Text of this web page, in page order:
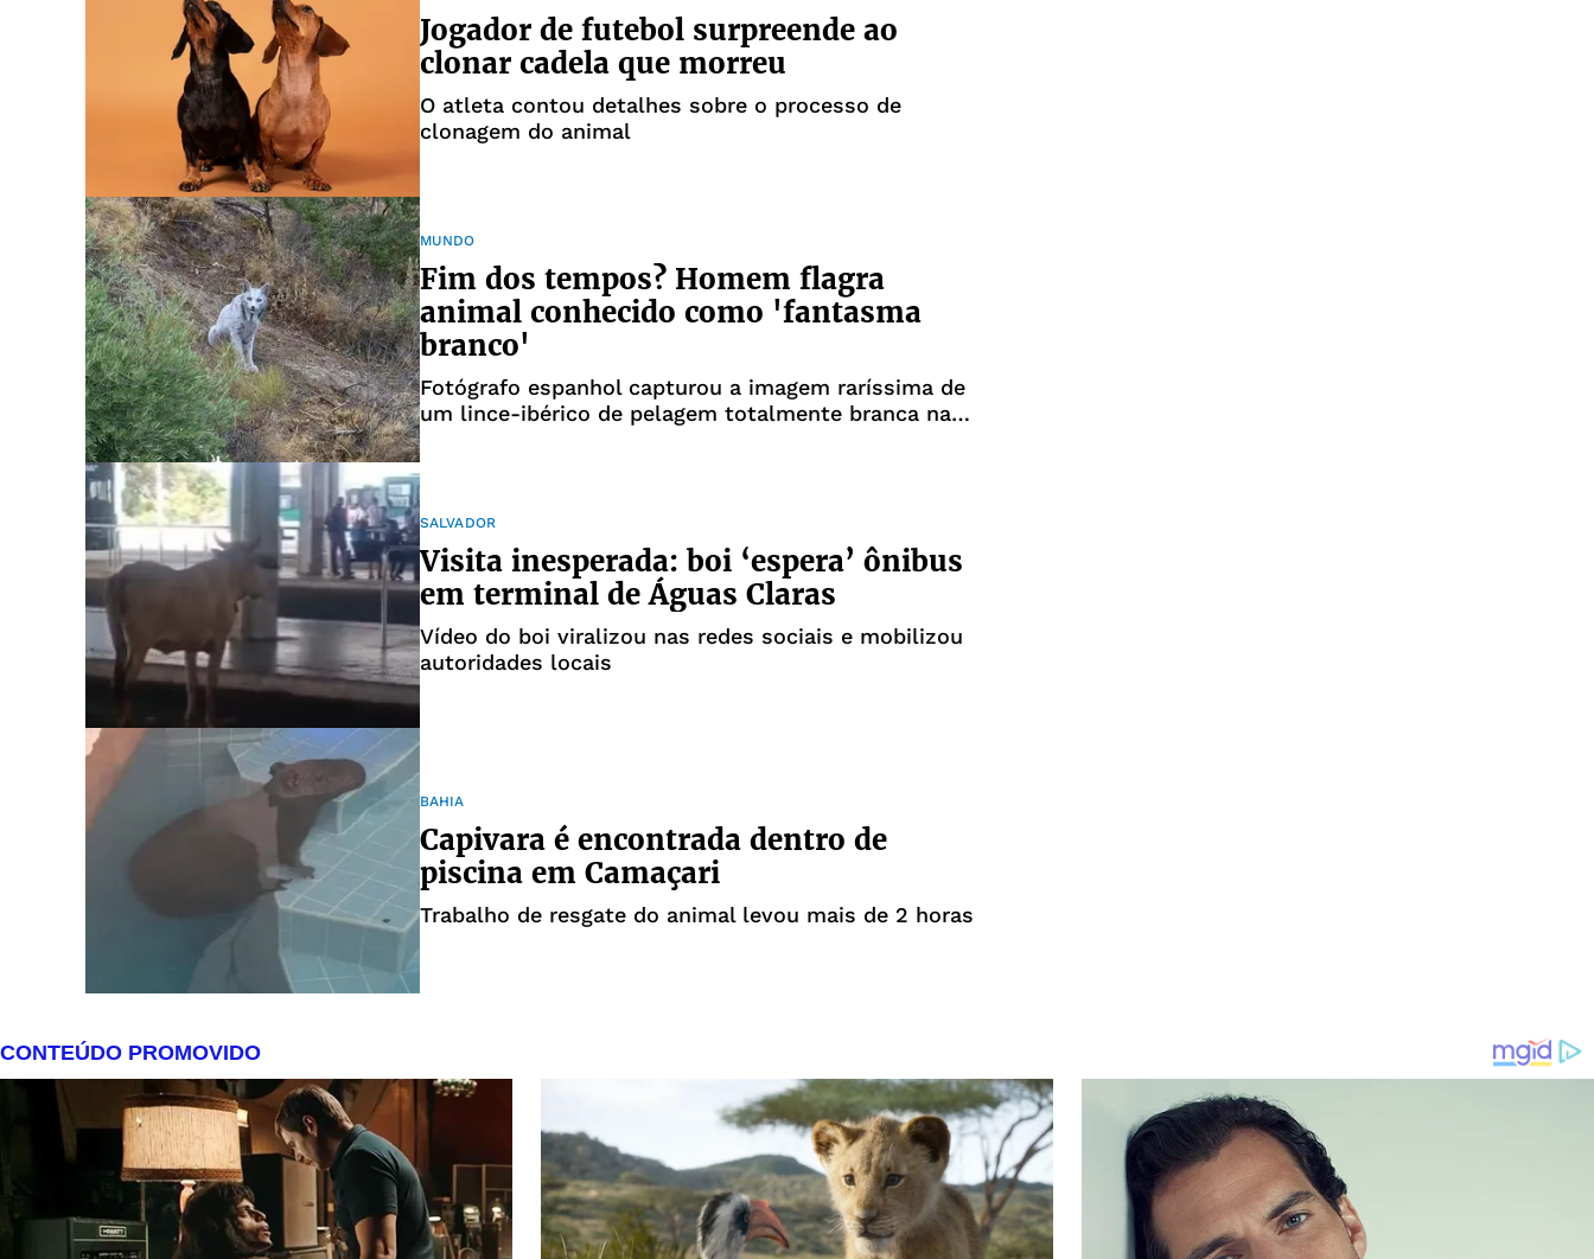
Jogador de futebol surpreende ao
clonar cadela que morreu
O atleta contou detalhes sobre o processo de
clonagem do animal
MUNDO
Fim dos tempos? Homem flagra
animal conhecido como 'fantasma
branco'
Fotógrafo espanhol capturou a imagem raríssima de
um lince-ibérico de pelagem totalmente branca na
SALVADOR
Visita inesperada: boi ‘espera’ ônibus
em terminal de Águas Claras
Vídeo do boi viralizou nas redes sociais e mobilizou
autoridades locais
BAHIA
Capivara é encontrada dentro de
piscina em Camaçari
Trabalho de resgate do animal levou mais de 2 horas